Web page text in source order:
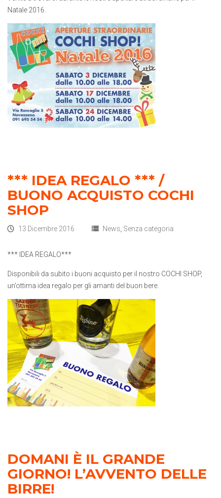
Natale 2016.
*** IDEA REGALO *** /
BUONO ACQUISTO COCHI
SHOP
13 Dicembre 2016 News, Senza categoria
*** IDEA REGALO***
Disponibili da subito i buoni acquisto per il nostro COCHI SHOP,
un’ottima idea regalo per gli amanti del buon bere.
DOMANI È IL GRANDE
GIORNO! L’AVVENTO DELLE
BIRRE!